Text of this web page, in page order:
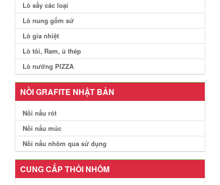
Lò sấy các loại
Lò nung gốm sứ
Lò gia nhiệt
Lò tôi, Ram, ủ thép
Lò nướng PIZZA
NỒI GRAFITE NHẬT BẢN
Nồi nấu rót
Nồi nấu múc
Nồi nấu nhôm qua sử dụng
CUNG CẤP THỎI NHÔM